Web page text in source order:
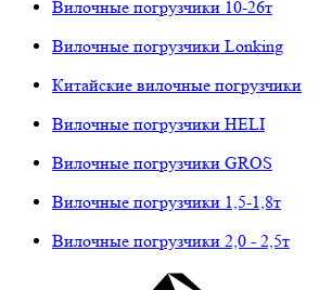
Вилочные погрузчики 10-26т
Вилочные погрузчики Lonking
Китайские вилочные погрузчики
Вилочные погрузчики HELI
Вилочные погрузчики GROS
Вилочные погрузчики 1,5-1,8т
Вилочные погрузчики 2,0 - 2,5т